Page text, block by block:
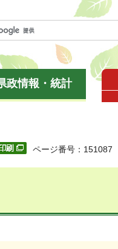
政情報・統計
ページ番号：151087